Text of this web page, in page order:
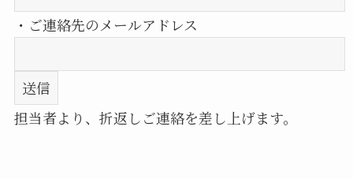
・ご連絡先のメールアドレス
担当者より、折返しご連絡を差し上げます。